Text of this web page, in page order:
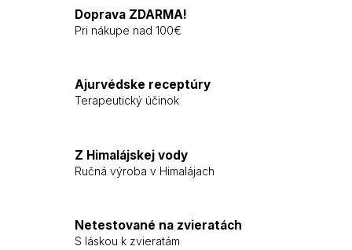
Doprava ZDARMA!
Pri nákupe nad 100€
Ajurvédske receptúry
Terapeutický účinok
Z Himalájskej vody
Ručná výroba v Himalájach
Netestované na zvieratách
S láskou k zvieratám